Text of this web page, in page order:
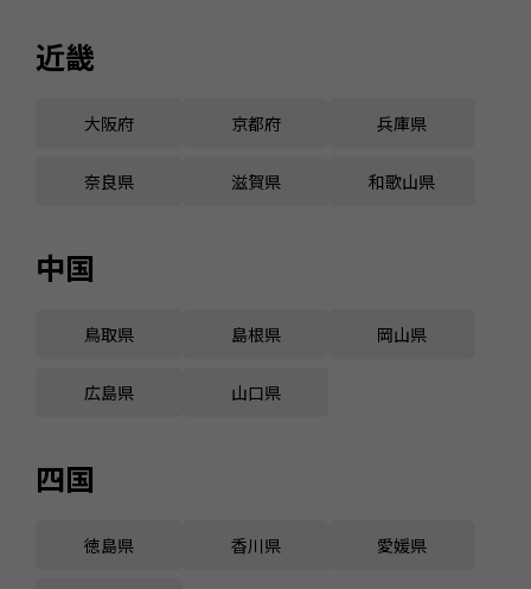
近畿
大阪府 京都府 兵庫県
奈良県 滋賀県 和歌山県
中国
鳥取県 島根県 岡山県
広島県 山口県
四国
徳島県 香川県 愛媛県